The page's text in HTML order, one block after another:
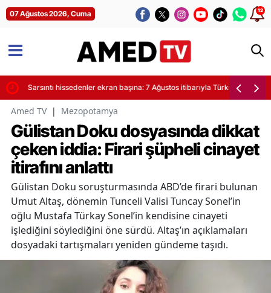
07 Ağustos 2026, Cuma 12
Sarsıntı hissedenler ekran başına: 7 Ağustos itibarıyla Türkiye'de son
Amed TV | Mezopotamya
Gülistan Doku dosyasında dikkat
çeken iddia: Firari şüpheli cinayet
itirafını anlattı
Gülistan Doku soruşturmasında ABD’de firari bulunan
Umut Altaş, dönemin Tunceli Valisi Tuncay Sonel’in
oğlu Mustafa Türkay Sonel’in kendisine cinayeti
işlediğini söylediğini öne sürdü. Altaş’ın açıklamaları
dosyadaki tartışmaları yeniden gündeme taşıdı.